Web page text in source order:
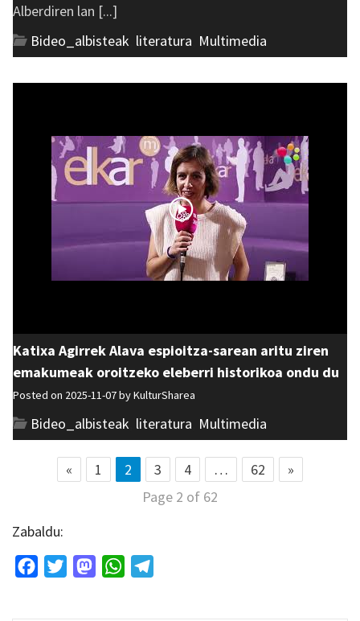
Alberdiren lan [...]
Bideo_albisteak literatura Multimedia
Katixa Agirrek Alava espioitza-sarean aritu ziren
emakumeak oroitzeko eleberri historikoa ondu du
Posted on 2025-11-07 byKulturSharea
Bideo_albisteak literatura Multimedia
« 1 2 3 4 … 62
»
Page 2 of 62
Zabaldu:
FacebookTwitterMastodonWhatsApp